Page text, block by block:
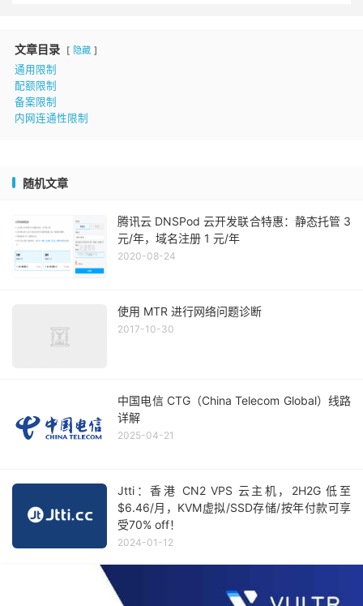
文章目录 隐藏
通用限制
配额限制
备案限制
内网连通性限制
随机文章
腾讯云 DNSPod 云开发联合特惠：静态托管 3
元/年，域名注册 1 元/年
2020-08-24
使用 MTR 进行网络问题诊断
2017-10-30
中国电信 CTG（China Telecom Global）线路
详解
2025-04-21
Jtti：香港 CN2 VPS 云主机，2H2G 低至
$6.46/月，KVM虚拟/SSD存储/按年付款可享
受70% off！
2024-01-12